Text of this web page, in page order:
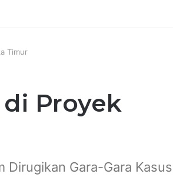
Timur
Proyek
Dirugikan Gara-Gara Kasus